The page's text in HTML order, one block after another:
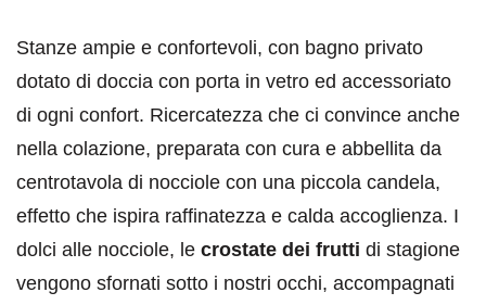
Stanze ampie e confortevoli, con bagno privato
dotato di doccia con porta in vetro ed accessoriato
di ogni confort. Ricercatezza che ci convince anche
nella colazione, preparata con cura e abbellita da
centrotavola di nocciole con una piccola candela,
effetto che ispira raffinatezza e calda accoglienza. I
dolci alle nocciole, le crostate dei frutti di stagione
vengono sfornati sotto i nostri occhi, accompagnati